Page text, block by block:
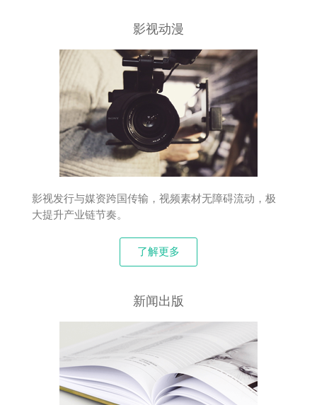
影视动漫
影视发行与媒资跨国传输，视频素材无障碍流动，极
大提升产业链节奏。
了解更多
新闻出版